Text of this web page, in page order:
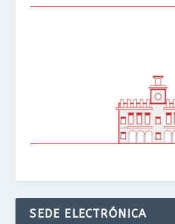
SEDE ELECTRÓNICA